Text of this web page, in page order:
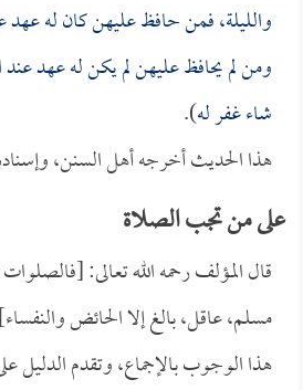
والليلة، فمن حافظ عليهن كان له عهد
ومن لم يحافظ عليهن لم يكن له عهد عند
شاء غفر له).
هذا الحديث أخرجه أهل السنن،
على من تجب الصلاة
قال المؤلف رحمه الله تعالى:
مسلم، عاقل، بالغ إلا الحائض
هذا الوجوب بالإجماع، وتقدم الدليل